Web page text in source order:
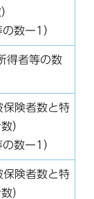
数ー1）
得者等の数
険者数と特
）
数ー1）
険者数と特
）